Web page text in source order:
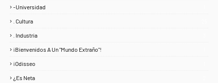
-Universidad
. Cultura
. Industria
¡Bienvenidos A Un "Mundo Extraño"!
¡Odisseo
¿Es Neta